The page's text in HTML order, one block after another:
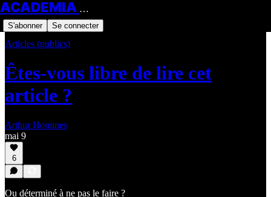
ACADEMIA HOMINES
S'abonner Se connecter
Articles (publics)
Êtes-vous libre de lire cet
article ?
Arthur Homines
mai 9
6
Ou déterminé à ne pas le faire ?